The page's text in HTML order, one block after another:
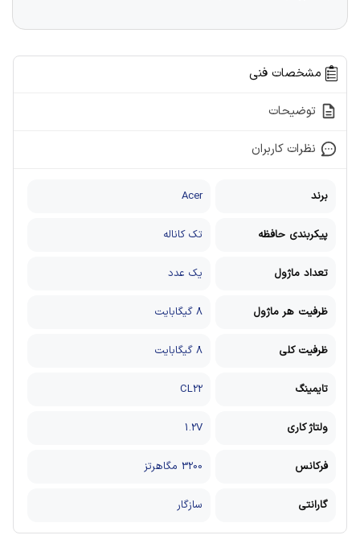
مشخصات فنی
توضیحات
نظرات کاربران
برند Acer
پیکربندی حافظه تک کاناله
تعداد ماژول یک عدد
ظرفیت هر ماژول 8 گیگابایت
ظرفیت کلی 8 گیگابایت
تایمینگ CL22
ولتاژ کاری 1.2V
فرکانس 3200 مگاهرتز
گارانتی سازگار